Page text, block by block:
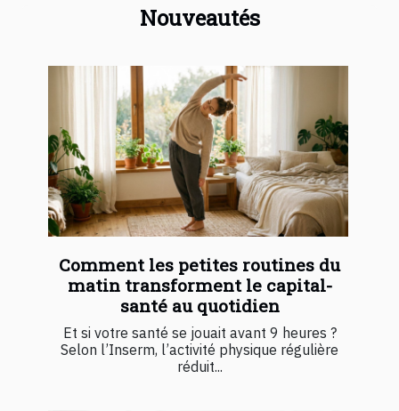
Nouveautés
Comment les petites routines du
matin transforment le capital-
santé au quotidien
Et si votre santé se jouait avant 9 heures ?
Selon l’Inserm, l’activité physique régulière
réduit...